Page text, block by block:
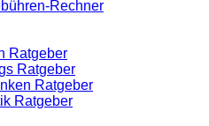
Rechner
Ratgeber
Ratgeber
Ratgeber
Ratgeber